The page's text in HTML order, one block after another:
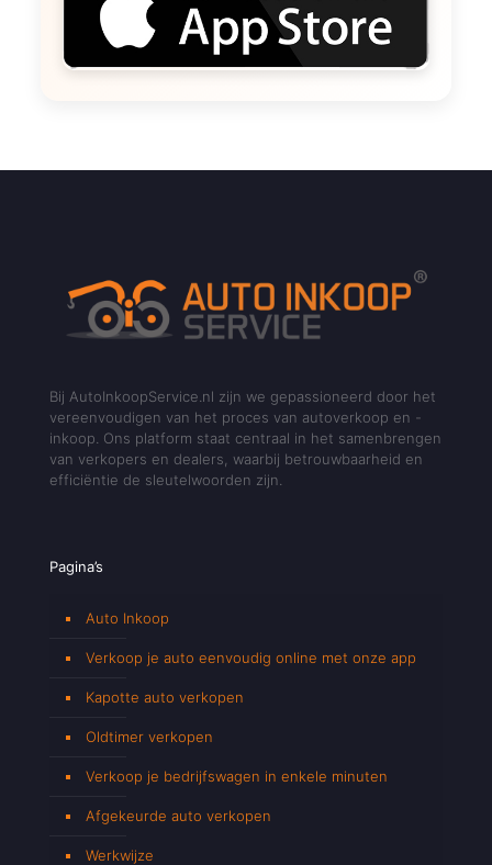
Bij AutoInkoopService.nl zijn we gepassioneerd door het
vereenvoudigen van het proces van autoverkoop en -
inkoop. Ons platform staat centraal in het samenbrengen
van verkopers en dealers, waarbij betrouwbaarheid en
efficiëntie de sleutelwoorden zijn.
Pagina’s
Auto Inkoop
Verkoop je auto eenvoudig online met onze app
Kapotte auto verkopen
Oldtimer verkopen
Verkoop je bedrijfswagen in enkele minuten
Afgekeurde auto verkopen
Werkwijze